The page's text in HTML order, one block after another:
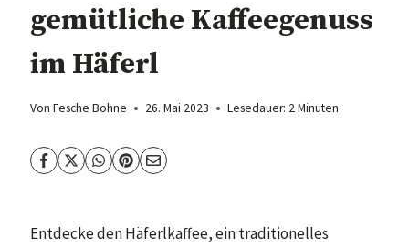
gemütliche Kaffeegenuss
im Häferl
Von Fesche Bohne 26. Mai 2023 Lesedauer: 2Minuten
Entdecke den Häferlkaffee, ein traditionelles